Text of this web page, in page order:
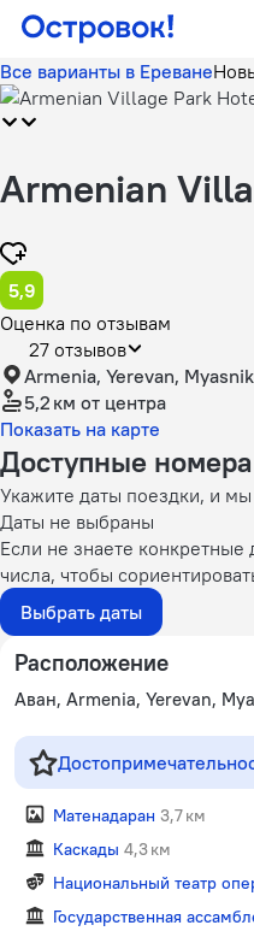
Все варианты в Ереване
Armenian
5,9
Оценка по отзывам
27 отзывов
Armenia, Yerevan,
5,2 км от центра
Показать на карте
Доступные номера
Укажите даты поездки, и
Даты не выбраны
Если не знаете
числа, чтобы
Выбрать даты
Расположение
Аван, Armenia, Yerevan,
Матенадаран 3,7 км
Каскады 4,3 км
Национальный театр
Государственная